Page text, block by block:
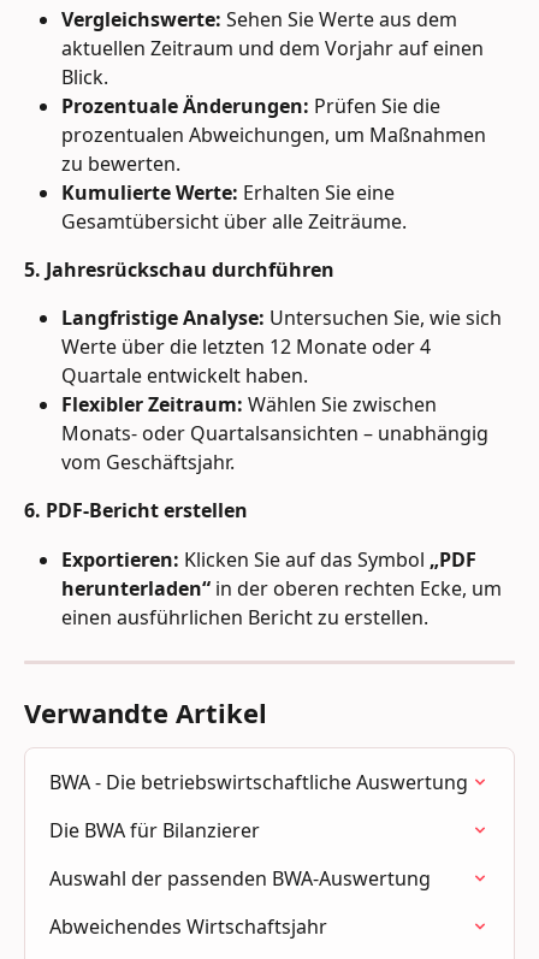
Vergleichswerte: Sehen Sie Werte aus dem
aktuellen Zeitraum und dem Vorjahr auf einen
Blick.
Prozentuale Änderungen: Prüfen Sie die
prozentualen Abweichungen, um Maßnahmen
zu bewerten.
Kumulierte Werte: Erhalten Sie eine
Gesamtübersicht über alle Zeiträume.
5. Jahresrückschau durchführen
Langfristige Analyse: Untersuchen Sie, wie sich
Werte über die letzten 12 Monate oder 4
Quartale entwickelt haben.
Flexibler Zeitraum: Wählen Sie zwischen
Monats- oder Quartalsansichten – unabhängig
vom Geschäftsjahr.
6. PDF-Bericht erstellen
Exportieren: Klicken Sie auf das Symbol „PDF
herunterladen“ in der oberen rechten Ecke, um
einen ausführlichen Bericht zu erstellen.
Verwandte Artikel
BWA - Die betriebswirtschaftliche Auswertung
Die BWA für Bilanzierer
Auswahl der passenden BWA-Auswertung
Abweichendes Wirtschaftsjahr